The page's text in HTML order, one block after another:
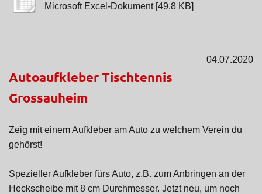
Microsoft Excel-Dokument [49.8 KB]
04.07.2020
Autoaufkleber Tischtennis
Grossauheim
Zeig mit einem Aufkleber am Auto zu welchem Verein du
gehörst!
Spezieller Aufkleber fürs Auto, z.B. zum Anbringen an der
Heckscheibe mit 8 cm Durchmesser. Jetzt neu, um noch